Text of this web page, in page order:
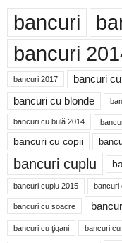
bancuri
bancuri
bancuri 2017 bancuri
bancuri cu blonde
bancuri cu bulă 2014
bancuri cu copii
bancuri cuplu
bancuri cuplu 2015 bancuri
bancuri cu soacre
bancuri cu ţigani bancuri cu